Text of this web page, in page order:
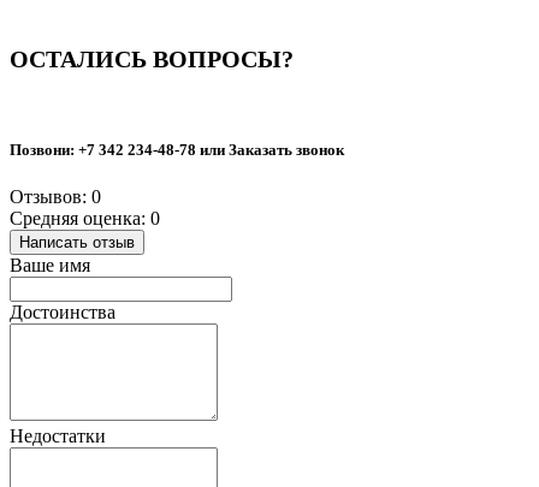
ОСТАЛИСЬ ВОПРОСЫ?
Позвони: +7 342 234-48-78 или Заказать звонок
Отзывов: 0
Средняя оценка: 0
Написать отзыв
Ваше имя
Достоинства
Недостатки